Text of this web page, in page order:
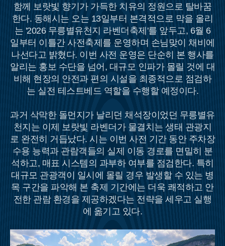
함께 보랏빛 향기가 가득한 치유의 정원으로 탈바꿈
한다. 동해시는 오는 13일부터 본격적으로 막을 올리
는 '2026 무릉별유천지 라벤더축제'를 앞두고, 6월 6
일부터 이틀간 사전축제를 운영하며 손님맞이 채비에
나선다고 밝혔다. 이번 사전 운영은 단순히 본 행사를
알리는 홍보 수단을 넘어, 대규모 인파가 몰릴 것에 대
비해 현장의 안전과 편의 시설을 최종적으로 점검하
는 실전 테스트베드 역할을 수행할 예정이다.
과거 삭막한 돌먼지가 날리던 채석장이었던 무릉별유
천지는 이제 보랏빛 라벤더가 물결치는 생태 관광지
로 완전히 거듭났다. 시는 이번 사전 기간 동안 주차장
수용 능력과 관람객들의 실제 이동 경로를 면밀히 분
석하고, 매표 시스템의 과부하 여부를 점검한다. 특히
대규모 관광객이 일시에 몰릴 경우 발생할 수 있는 병
목 구간을 파악해 본 축제 기간에는 더욱 쾌적하고 안
전한 관람 환경을 제공하겠다는 전략을 세우고 실행
에 옮기고 있다.